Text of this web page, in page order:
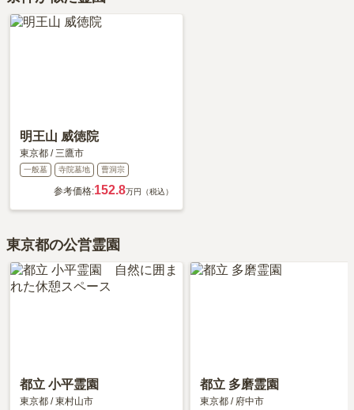
明王山 威徳院
東京都 /三鷹市
一般墓 寺院墓地 曹洞宗
参考価格:152.8万円（税込）
東京都の公営霊園
都立 小平霊園
東京都 /東村山市
都立 多磨霊園
東京都 / 府中市